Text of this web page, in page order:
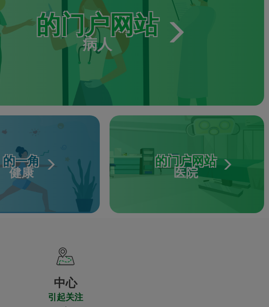
的门户网站
病人
的一角
健康
的门户网站
医院
中心
引起关注